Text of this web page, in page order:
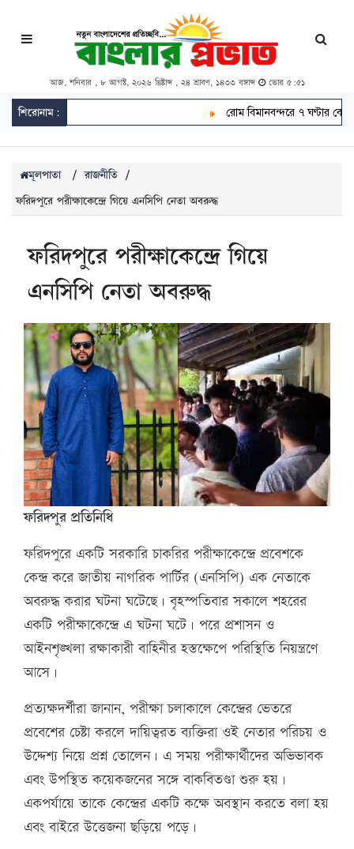
আজ, শনিবার , ৮ আগস্ট, ২০২৬ খ্রিষ্টাব্দ , ২৪ শ্রাবণ, ১৪৩৩ বঙ্গাব্দ ভোর ৫:৫১
শিরোনাম: রোম বিমানবন্দরে ৭ ঘণ্টার বেশি
মূলপাতা / রাজনীতি /
ফরিদপুরে পরীক্ষাকেন্দ্রে গিয়ে এনসিপি নেতা অবরুদ্ধ
ফরিদপুরে পরীক্ষাকেন্দ্রে গিয়ে
এনসিপি নেতা অবরুদ্ধ
ফরিদপুর প্রতিনিধি
ফরিদপুরে একটি সরকারি চাকরির পরীক্ষাকেন্দ্রে প্রবেশকে
কেন্দ্র করে জাতীয় নাগরিক পার্টির (এনসিপি) এক নেতাকে
অবরুদ্ধ করার ঘটনা ঘটেছে। বৃহস্পতিবার সকালে শহরের
একটি পরীক্ষাকেন্দ্রে এ ঘটনা ঘটে। পরে প্রশাসন ও
আইনশৃঙ্খলা রক্ষাকারী বাহিনীর হস্তক্ষেপে পরিস্থিতি নিয়ন্ত্রণে
আসে।
প্রত্যক্ষদর্শীরা জানান, পরীক্ষা চলাকালে কেন্দ্রের ভেতরে
প্রবেশের চেষ্টা করলে দায়িত্বরত ব্যক্তিরা ওই নেতার পরিচয় ও
উদ্দেশ্য নিয়ে প্রশ্ন তোলেন। এ সময় পরীক্ষার্থীদের অভিভাবক
এবং উপস্থিত কয়েকজনের সঙ্গে বাকবিতণ্ডা শুরু হয়।
একপর্যায়ে তাকে কেন্দ্রের একটি কক্ষে অবস্থান করতে বলা হয়
এবং বাইরে উত্তেজনা ছড়িয়ে পড়ে।